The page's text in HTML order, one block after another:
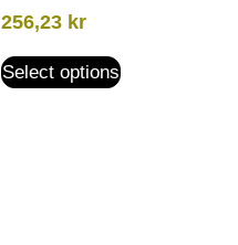
256,23 kr
Select options